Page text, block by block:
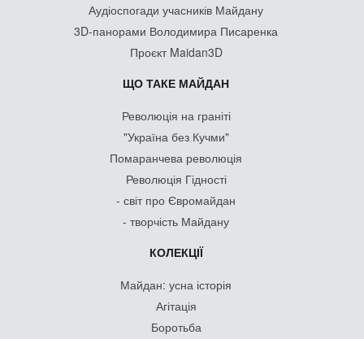
Аудіоспогади учасників Майдану
3D-панорами Володимира Писаренка
Проєкт Maidan3D
ЩО ТАКЕ МАЙДАН
Революція на граніті
"Україна без Кучми"
Помаранчева революція
Революція Гідності
- світ про Євромайдан
- творчість Майдану
КОЛЕКЦІЇ
Майдан: усна історія
Агітація
Боротьба